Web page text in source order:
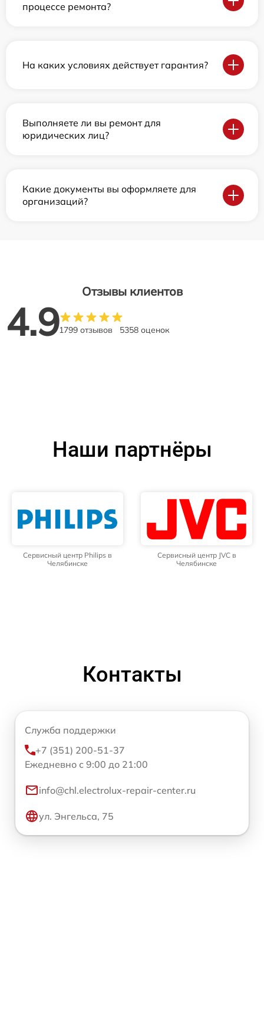
процессе ремонта?
На каких условиях действует гарантия?
Выполняете ли вы ремонт для
юридических лиц?
Какие документы вы оформляете для
организаций?
Отзывы клиентов
4.91799 отзывов 5358 оценок
Наши партнёры
Сервисный центр Philips в
Челябинске
Сервисный центр JVC в
Челябинске
Контакты
Служба поддержки
+7 (351) 200-51-37
Ежедневно с 9:00 до 21:00
info@chl.electrolux-repair-center.ru
ул. Энгельса, 75